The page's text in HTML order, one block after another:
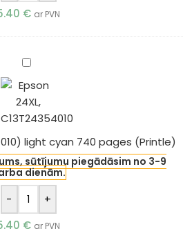
€ ar PVN
Epson
(C13T24354010)
light
740
pages
(Printle)
light cyan 740 pages (Printle)
sūtījumu piegādāsim no 3-9
dienām.
-
+
€ ar PVN